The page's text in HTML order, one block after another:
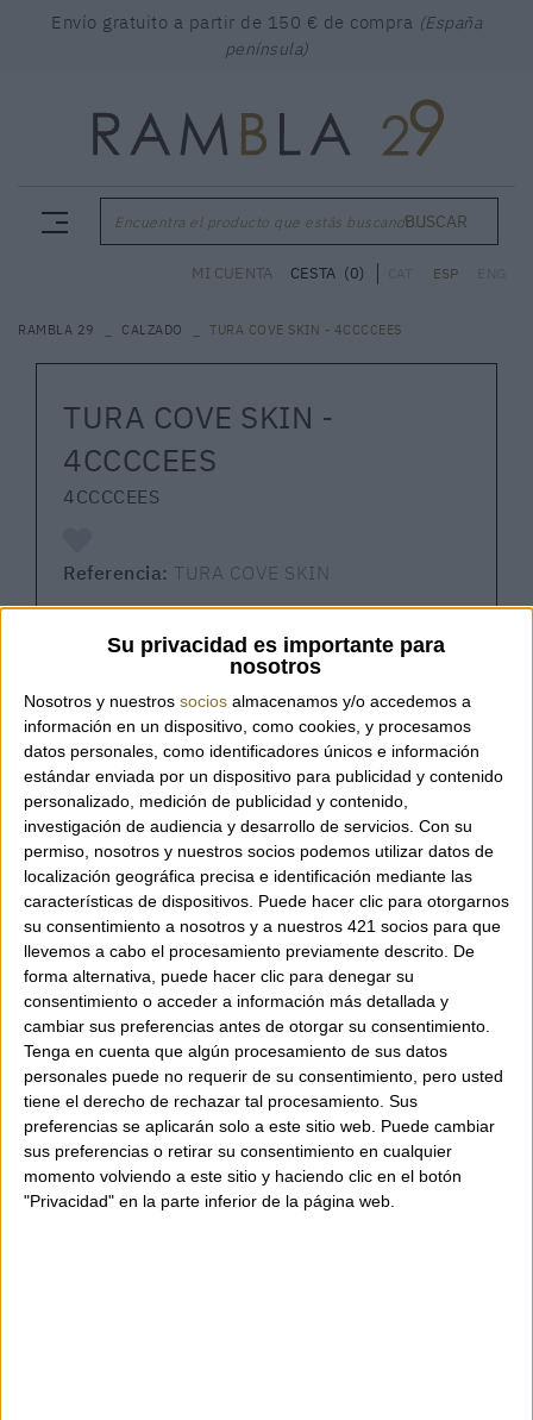
Su privacidad es importante para
nosotros
Nosotros y nuestros socios almacenamos y/o accedemos a
información en un dispositivo, como cookies, y procesamos
datos personales, como identificadores únicos e información
estándar enviada por un dispositivo para publicidad y contenido
personalizado, medición de publicidad y contenido,
investigación de audiencia y desarrollo de servicios. Con su
permiso, nosotros y nuestros socios podemos utilizar datos de
localización geográfica precisa e identificación mediante las
características de dispositivos. Puede hacer clic para otorgarnos
su consentimiento a nosotros y a nuestros 421 socios para que
llevemos a cabo el procesamiento previamente descrito. De
forma alternativa, puede hacer clic para denegar su
consentimiento o acceder a información más detallada y
cambiar sus preferencias antes de otorgar su consentimiento.
Tenga en cuenta que algún procesamiento de sus datos
personales puede no requerir de su consentimiento, pero usted
tiene el derecho de rechazar tal procesamiento. Sus
preferencias se aplicarán solo a este sitio web. Puede cambiar
sus preferencias o retirar su consentimiento en cualquier
momento volviendo a este sitio y haciendo clic en el botón
"Privacidad" en la parte inferior de la página web.
Envío gratuito a partir de 150 € de compra (España
península)
Encuentra el producto que estás buscando...BUSCAR
ESP
MI CUENTA CESTA (0)
RAMBLA 29 CALZADO TURA COVE SKIN - 4CCCCEES
TURA COVE SKIN -
4CCCCEES
4CCCCEES
Referencia: TURA COVE SKIN
Tura Cove – 4CCCCEES
Con una silueta imponente inspirada en la
energía y la potencia de losmonster trucks,
elTura Cove se distingue por los grandes
“dientes” de su suela, que evocan los
neumáticos sobredimensionados. Aunque su
aspecto transmite intensidad, su perfil en
forma de neumático imita la curva natural al
caminar, ofreciendo una pisada impecable.
Tan ligero y suave que olvidarás que lo llevas
puesto, este modelo combina comodidad
con estilo. Su parte superior arrugada y la
hebilla metálica llamativa aportan un aire de
carácter y fuerza, convirtiéndolo en un
zapato con gran personalidad.
Detalles:
Color: beige